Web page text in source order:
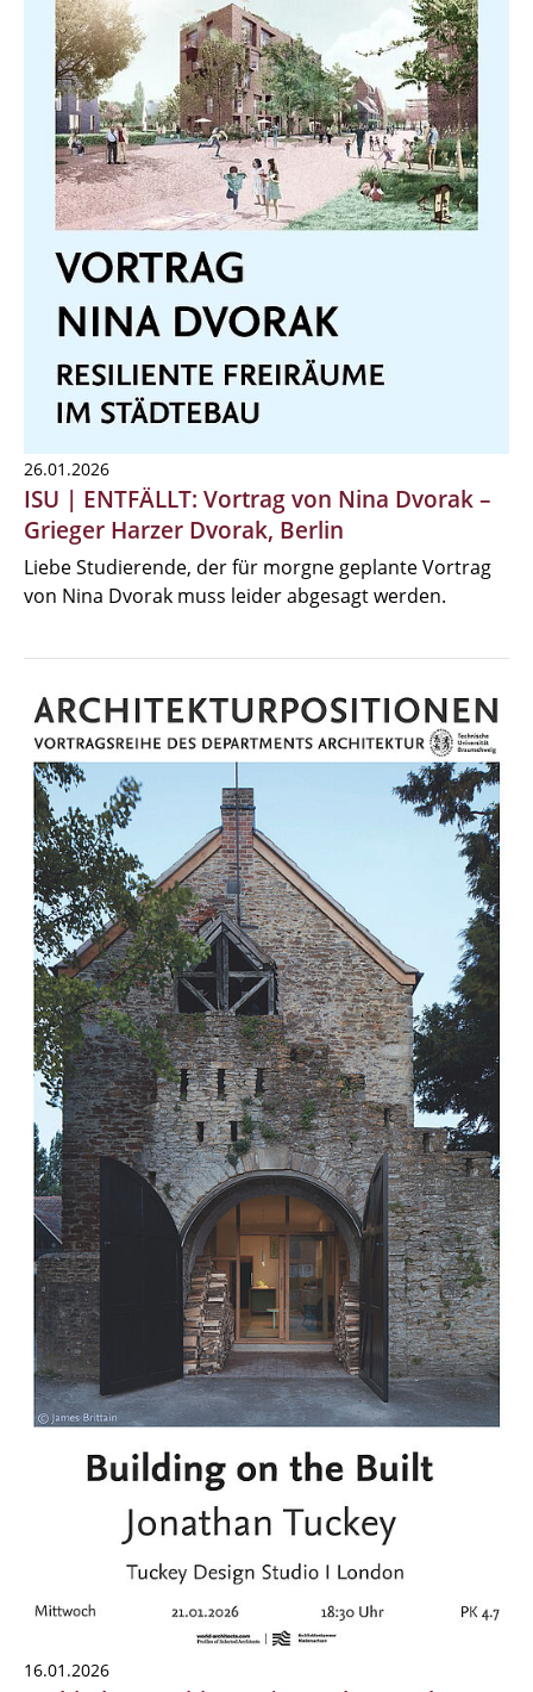
26.01.2026
ISU | ENTFÄLLT: Vortrag von Nina Dvorak –
Grieger Harzer Dvorak, Berlin
Liebe Studierende, der für morgne geplante Vortrag
von Nina Dvorak muss leider abgesagt werden.
16.01.2026